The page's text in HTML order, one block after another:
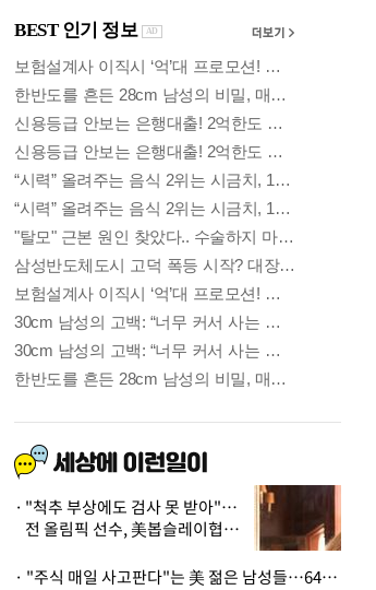
"척추 부상에도 검사 못 받아"…
전 올림픽 선수, 美봅슬레이협회
· "주식 매일 사고판다"는 美 젊은 남성들…64%가 "나는 인생의 패배자“